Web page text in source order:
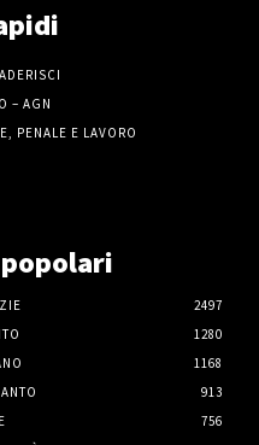
– AGN
PENALE E LAVORO
2497
1280
1168
913
756